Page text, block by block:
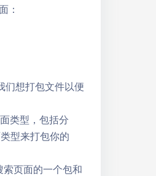
：
想打包文件以便
类型，包括分
型来打包你的
页面的一个包和